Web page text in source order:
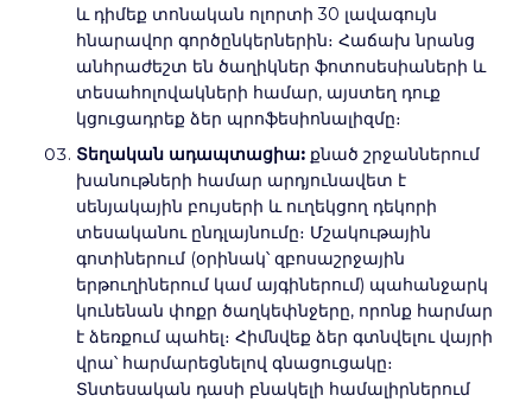
և դիմեք տոնական ոլորտի 30 լավագույն
հնարավոր գործընկերներին։ Հաճախ նրանց
անհրաժեշտ են ծաղիկներ ֆոտոսեսիաների և
տեսահոլովակների համար, այստեղ դուք
կցուցադրեք ձեր պրոֆեսիոնալիզմը։
Տեղական ադապտացիա: քնած շրջաններում
խանութների համար արդյունավետ է
սենյակային բույսերի և ուղեկցող դեկորի
տեսականու ընդլայնումը։ Մշակութային
գոտիներում (օրինակ՝ զբոսաշրջային
երթուղիներում կամ այգիներում) պահանջարկ
կունենան փոքր ծաղկեփնջերը, որոնք հարմար
է ձեռքում պահել։ Հիմնվեք ձեր գտնվելու վայրի
վրա՝ հարմարեցնելով գնացուցակը։
Տնտեսական դասի բնակելի համալիրներում